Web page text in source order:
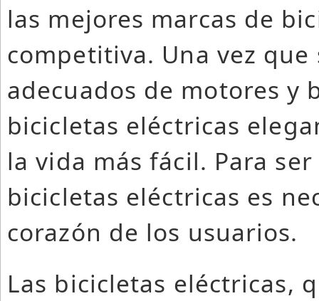
las mejores marcas de
competitiva. Una vez
adecuados de motores y
bicicletas eléctricas
la vida más fácil. Para
bicicletas eléctricas es
corazón de los usuarios.
Las bicicletas eléctricas,